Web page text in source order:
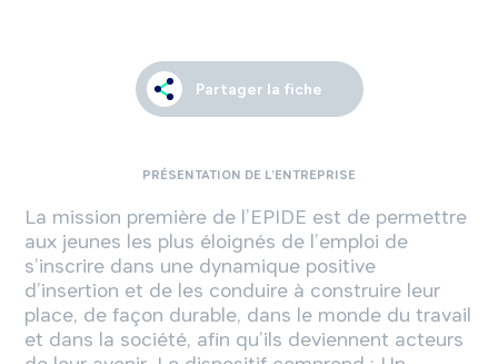
Partager la fiche
PRÉSENTATION DE L’ENTREPRISE
La mission première de l’EPIDE est de permettre
aux jeunes les plus éloignés de l’emploi de
s’inscrire dans une dynamique positive
d’insertion et de les conduire à construire leur
place, de façon durable, dans le monde du travail
et dans la société, afin qu’ils deviennent acteurs